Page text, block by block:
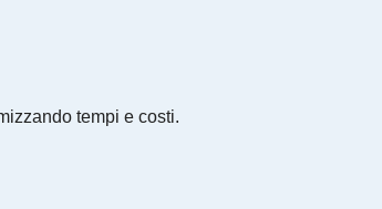
tempi e costi.